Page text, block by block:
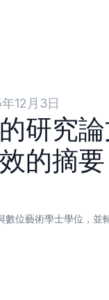
12月3日
研究
的摘要
數位藝術學士學位，並